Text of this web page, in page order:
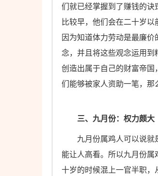
们就已经掌握到了赚钱的
比较早，他们会在二十岁
因为知道体力劳动是最廉
念，并且将这些观念运用
创造出属于自己的财富帝
们能够被家人资助一笔，那
三、九月份：权力颇大
九月份属鸡人可以说就
能让人高看。所以九月份
十岁的时候混上一官半职